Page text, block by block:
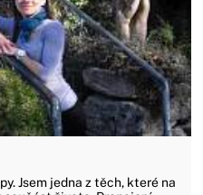
Jsem jedna z těch, které na